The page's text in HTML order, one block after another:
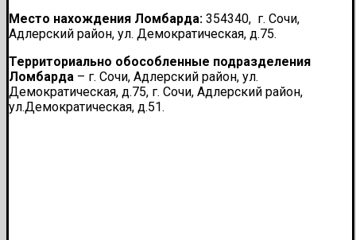
Место нахождения Ломбарда: 354340, г. Сочи,
Адлерский район, ул. Демократическая, д.75.
Территориально обособленные подразделения
Ломбарда – г. Сочи, Адлерский район, ул.
Демократическая, д.75, г. Сочи, Адлерский район,
ул.Демократическая, д.51.